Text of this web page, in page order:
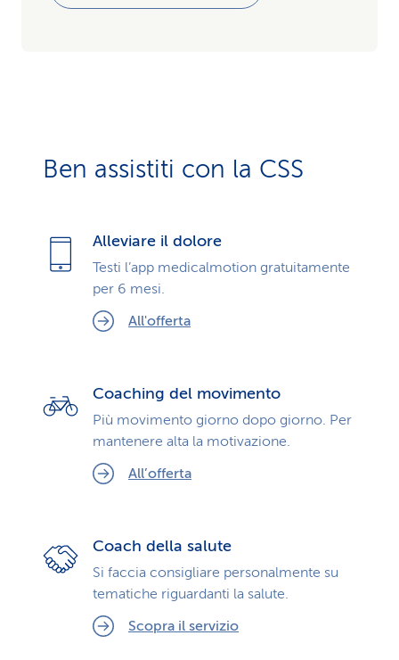
Ben assistiti con la CSS
Alleviare il dolore
Testi l’app medicalmotion gratuitamente
per 6 mesi.
All'offerta
Coaching del movimento
Più movimento giorno dopo giorno. Per
mantenere alta la motivazione.
All’offerta
Coach della salute
Si faccia consigliare personalmente su
tematiche riguardanti la salute.
Scopra il servizio